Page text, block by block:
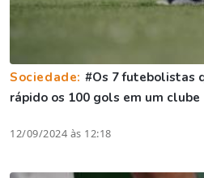
Sociedade: #Os 7 futebolistas
rápido os 100 gols em um clube
12/09/2024 às 12:18